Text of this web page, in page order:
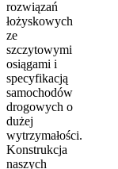
rozwiązań
łożyskowych
ze
szczytowymi
osiągami i
specyfikacją
samochodów
drogowych o
dużej
wytrzymałości.
Konstrukcja
naszych